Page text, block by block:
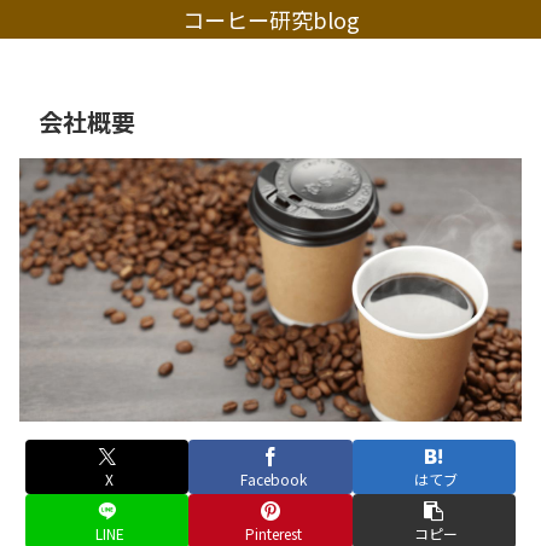
コーヒー研究blog
会社概要
X Facebook はてブ
LINE Pinterest コピー